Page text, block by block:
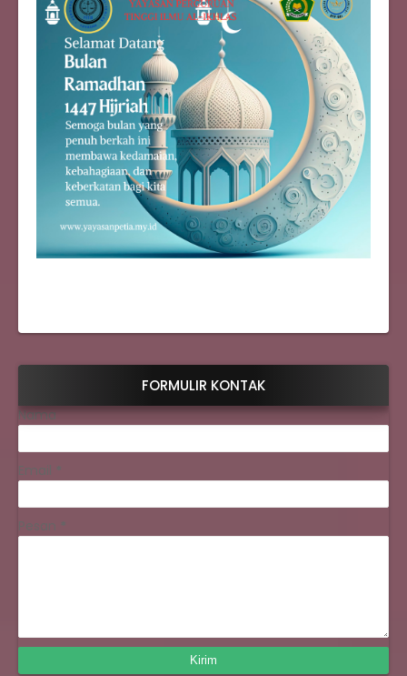
FORMULIR KONTAK
Nama
Email *
Pesan *